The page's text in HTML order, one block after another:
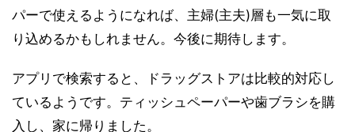
パーで使えるようになれば、主婦(主夫)層も一気に取
り込めるかもしれません。今後に期待します。
アプリで検索すると、ドラッグストアは比較的対応し
ているようです。ティッシュペーパーや歯ブラシを購
入し、家に帰りました。